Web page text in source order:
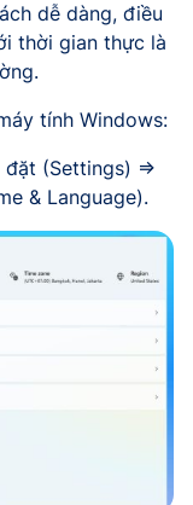
dễ dàng, điều
thời gian thực là
tính Windows:
(Settings) =>
& Language).